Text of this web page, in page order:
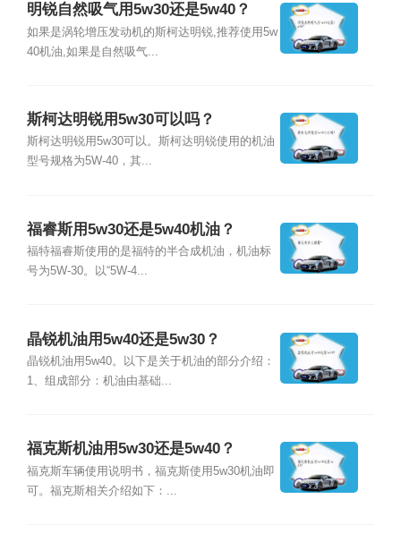
明锐自然吸气用5w30还是5w40？
如果是涡轮增压发动机的斯柯达明锐,推荐使用5w
40机油,如果是自然吸气...
斯柯达明锐用5w30可以吗？
斯柯达明锐用5w30可以。斯柯达明锐使用的机油
型号规格为5W-40，其...
福睿斯用5w30还是5w40机油？
福特福睿斯使用的是福特的半合成机油，机油标
号为5W-30。以“5W-4...
晶锐机油用5w40还是5w30？
晶锐机油用5w40。以下是关于机油的部分介绍：
1、组成部分：机油由基础...
福克斯机油用5w30还是5w40？
福克斯车辆使用说明书，福克斯使用5w30机油即
可。福克斯相关介绍如下：...